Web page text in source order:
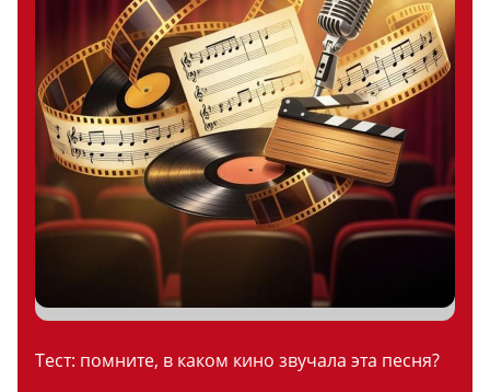
Тест: помните, в каком кино звучала эта песня?